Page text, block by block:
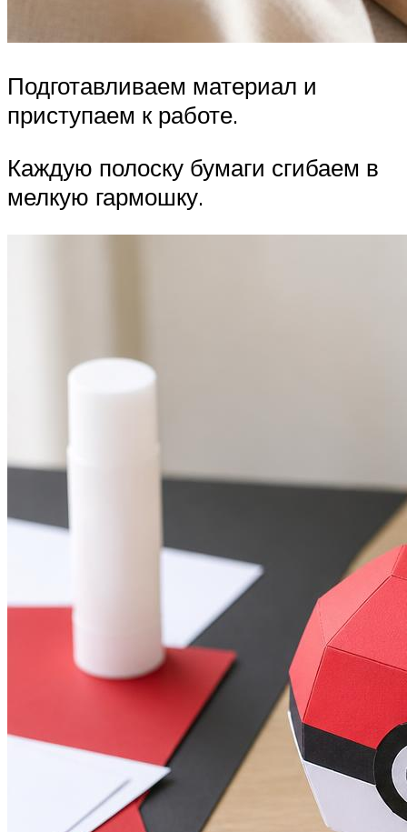
Подготавливаем материал и
приступаем к работе.
Каждую полоску бумаги сгибаем в
мелкую гармошку.